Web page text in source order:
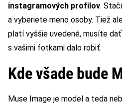
instagramových profilov.
a vyberiete meno osoby. Tiež
platí vyššie uvedené, musíte
s vašimi fotkami dalo robiť.
Kde všade bude
Muse Image je model a teda